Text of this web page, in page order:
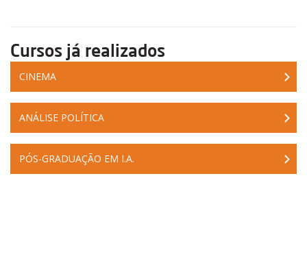
Cursos já realizados
CINEMA
ANÁLISE POLÍTICA
PÓS-GRADUAÇÃO EM I.A.